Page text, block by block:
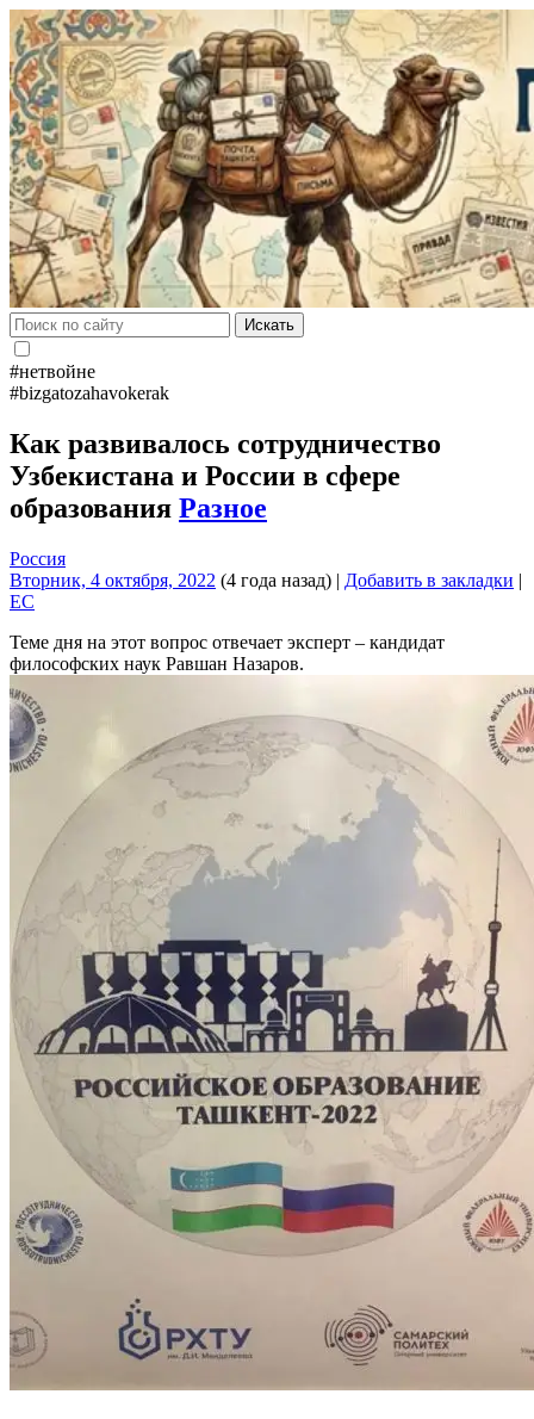
Искать
#нетвойне
#bizgatozahavokerak
Как развивалось сотрудничество
Узбекистана и России в сфере
образования Разное
Россия
Вторник, 4 октября, 2022 (4 года назад) | Добавить в закладки |
EC
Теме дня на этот вопрос отвечает эксперт – кандидат
философских наук Равшан Назаров.